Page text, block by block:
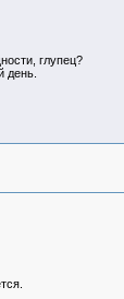
глупец?
день.